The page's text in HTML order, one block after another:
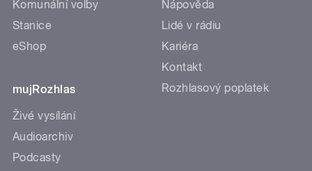
Komunální volby
Stanice
eShop
mujRozhlas
Živé vysílání
Audioarchiv
Podcasty
Nápověda
Lidé v rádiu
Kariéra
Kontakt
Rozhlasový poplatek